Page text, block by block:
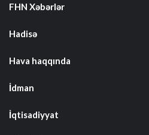
FHN Xəbərlər
Hadisə
Hava haqqında
İdman
İqtisadiyyat